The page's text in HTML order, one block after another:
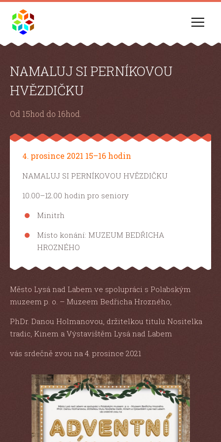
NAMALUJ SI PERNÍKOVOU
HVĚZDIČKU
Od 15hod do 16hod.
4. prosince 2021 15–16 hodin
NAMALUJ SI PERNÍKOVOU HVĚZDIČKU
10.00–12.00 hodin pro seniory
Minitrh
Místo konání: MUZEUM BEDŘICHA
HROZNÉHO
Město Lysá nad Labem ve spolupráci s Polabským
muzeem p. o. – Muzeem Bedřicha Hrozného,
PhDr. Danou Holmanovou, držitelkou titulu Nositelka
tradic, Kinem a Výstavištěm Lysá nad Labem
vás srdečně zvou na 4. prosince 2021